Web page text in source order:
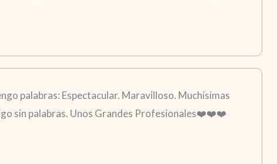
palabras: Espectacular. Maravilloso. Muchísimas
sin palabras. Unos Grandes Profesionales❤️❤️❤️